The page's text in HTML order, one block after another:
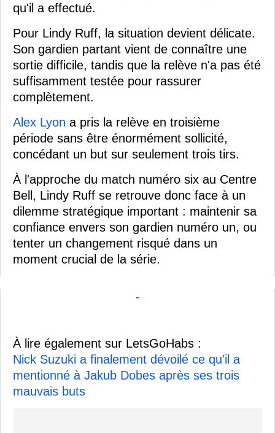
qu'il a effectué.
Pour Lindy Ruff, la situation devient délicate.
Son gardien partant vient de connaître une
sortie difficile, tandis que la relève n'a pas été
suffisamment testée pour rassurer
complètement.
Alex Lyon a pris la relève en troisième
période sans être énormément sollicité,
concédant un but sur seulement trois tirs.
À l'approche du match numéro six au Centre
Bell, Lindy Ruff se retrouve donc face à un
dilemme stratégique important : maintenir sa
confiance envers son gardien numéro un, ou
tenter un changement risqué dans un
moment crucial de la série.
-
À lire également sur LetsGoHabs :
Nick Suzuki a finalement dévoilé ce qu'il a
mentionné à Jakub Dobes après ses trois
mauvais buts